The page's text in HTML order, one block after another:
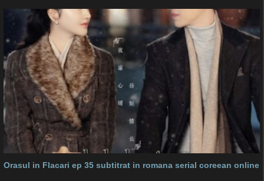
Orasul in Flacari ep 35 subtitrat in romana serial coreean online